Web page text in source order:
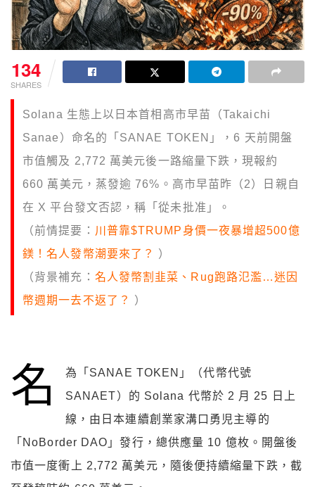
134
SHARES
Solana 生態上以日本首相高市早苗（Takaichi
Sanae）命名的「SANAE TOKEN」，6 天前開盤
市值觸及 2,772 萬美元後一路縮量下跌，現報約
660 萬美元，蒸發逾 76%。高市早苗昨（2）日親自
在 X 平台發文否認，稱「從未批准」。
（前情提要： 川普靠$TRUMP身價一夜暴增超500億
鎂！名人發幣潮要來了？
）
（背景補充： 名人發幣割韭菜、Rug跑路氾濫…迷因
幣週期一去不返了？
）
名
為「SANAE TOKEN」（代幣代號
SANAET）的 Solana 代幣於 2 月 25 日上
線，由日本連續創業家溝口勇児主導的
「NoBorder DAO」發行，總供應量 10 億枚。開盤後
市值一度衝上 2,772 萬美元，隨後便持續縮量下跌，截